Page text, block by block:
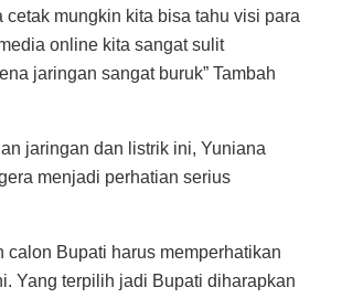
cetak mungkin kita bisa tahu visi para
online kita sangat sulit
jaringan sangat buruk” Tambah
jaringan dan listrik ini, Yuniana
menjadi perhatian serius
calon Bupati harus memperhatikan
Yang terpilih jadi Bupati diharapkan